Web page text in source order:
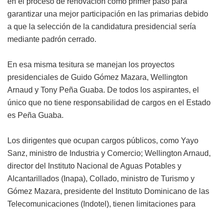
garantizar una mejor participación en las primarias debido
a que la selección de la candidatura presidencial sería
mediante padrón cerrado.
En esa misma tesitura se manejan los proyectos
presidenciales de Guido Gómez Mazara, Wellington
Arnaud y Tony Peña Guaba. De todos los aspirantes, el
único que no tiene responsabilidad de cargos en el Estado
es Peña Guaba.
Los dirigentes que ocupan cargos públicos, como Yayo
Sanz, ministro de Industria y Comercio; Wellington Arnaud,
director del Instituto Nacional de Aguas Potables y
Alcantarillados (Inapa), Collado, ministro de Turismo y
Gómez Mazara, presidente del Instituto Dominicano de las
Telecomunicaciones (Indotel), tienen limitaciones para